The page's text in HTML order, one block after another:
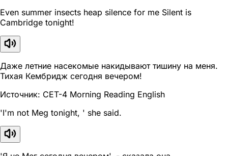
Even summer insects heap silence for me Silent is
Cambridge tonight!
Даже летние насекомые накидывают тишину на меня.
Тихая Кембридж сегодня вечером!
Источник: CET-4 Morning Reading English
'I'm not Meg tonight, ' she said.